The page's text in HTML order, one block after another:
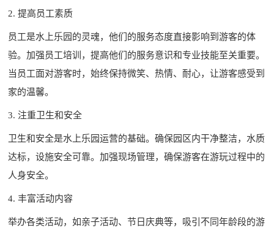
2. 提高员工素质
员工是水上乐园的灵魂，他们的服务态度直接影响到游客的体
验。加强员工培训，提高他们的服务意识和专业技能至关重要。
当员工面对游客时，始终保持微笑、热情、耐心，让游客感受到
家的温馨。
3. 注重卫生和安全
卫生和安全是水上乐园运营的基础。确保园区内干净整洁，水质
达标，设施安全可靠。加强现场管理，确保游客在游玩过程中的
人身安全。
4. 丰富活动内容
举办各类活动，如亲子活动、节日庆典等，吸引不同年龄段的游